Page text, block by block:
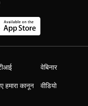
हमारा कानून
वेबिनार
वीडियो